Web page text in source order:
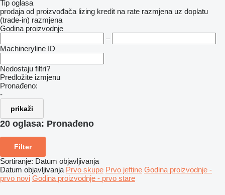
Tip oglasa
prodaja od proizvođača lizing kredit na rate razmjena uz doplatu
(trade-in) razmjena
Godina proizvodnje
–
Machineryline ID
Nedostaju filtri?
Predložite izmjenu
Pronađeno:
-
prikaži
20 oglasa: Pronađeno
Filter
Sortiranje: Datum objavljivanja
Datum objavljivanja Prvo skupe Prvo jeftine Godina proizvodnje -
prvo novi Godina proizvodnje - prvo stare